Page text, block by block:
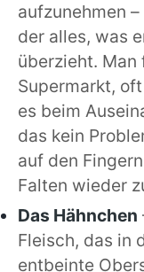
aufzunehmen
der alles, was
überzieht.
Supermarkt,
es beim
das kein
auf den
Falten wieder
Das Hähnchen
Fleisch, das in
entbeinte